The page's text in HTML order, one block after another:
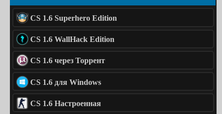
CS 1.6 Superhero Edition
CS 1.6 WallHack Edition
CS 1.6 через Торрент
CS 1.6 для Windows
CS 1.6 Настроенная